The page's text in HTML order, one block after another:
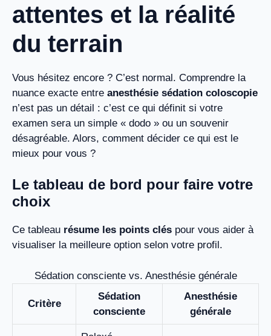
attentes et la réalité
du terrain
Vous hésitez encore ? C’est normal. Comprendre la
nuance exacte entre anesthésie sédation coloscopie
n’est pas un détail : c’est ce qui définit si votre
examen sera un simple « dodo » ou un souvenir
désagréable. Alors, comment décider ce qui est le
mieux pour vous ?
Le tableau de bord pour faire votre
choix
Ce tableau résume les points clés pour vous aider à
visualiser la meilleure option selon votre profil.
Sédation consciente vs. Anesthésie générale
Critère
Sédation
consciente
Anesthésie
générale